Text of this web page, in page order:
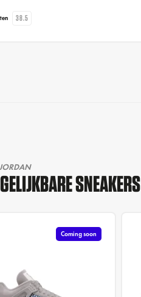
38.5
SNEAKERS
Coming soon